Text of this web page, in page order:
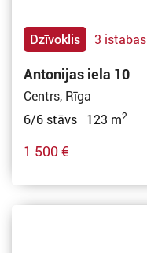
Dzīvoklis 3 istabas
Antonijas iela 10
Centrs, Rīga
6/6 stāvs 123 m2
1 500 €